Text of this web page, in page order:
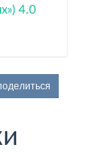
4.0